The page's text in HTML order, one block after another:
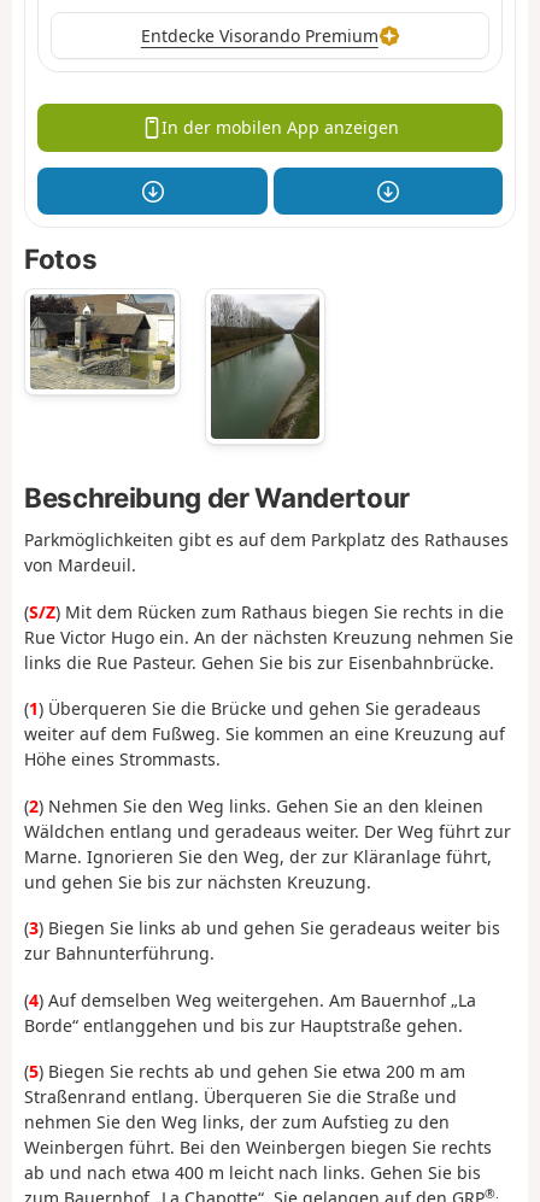
Entdecke Visorando Premium
In der mobilen App anzeigen
Fotos
Beschreibung der Wandertour
Parkmöglichkeiten gibt es auf dem Parkplatz des Rathauses
von Mardeuil.
(S/Z) Mit dem Rücken zum Rathaus biegen Sie rechts in die
Rue Victor Hugo ein. An der nächsten Kreuzung nehmen Sie
links die Rue Pasteur. Gehen Sie bis zur Eisenbahnbrücke.
(1) Überqueren Sie die Brücke und gehen Sie geradeaus
weiter auf dem Fußweg. Sie kommen an eine Kreuzung auf
Höhe eines Strommasts.
(2) Nehmen Sie den Weg links. Gehen Sie an den kleinen
Wäldchen entlang und geradeaus weiter. Der Weg führt zur
Marne. Ignorieren Sie den Weg, der zur Kläranlage führt,
und gehen Sie bis zur nächsten Kreuzung.
(3) Biegen Sie links ab und gehen Sie geradeaus weiter bis
zur Bahnunterführung.
(4) Auf demselben Weg weitergehen. Am Bauernhof „La
Borde“ entlanggehen und bis zur Hauptstraße gehen.
(5) Biegen Sie rechts ab und gehen Sie etwa 200 m am
Straßenrand entlang. Überqueren Sie die Straße und
nehmen Sie den Weg links, der zum Aufstieg zu den
Weinbergen führt. Bei den Weinbergen biegen Sie rechts
ab und nach etwa 400 m leicht nach links. Gehen Sie bis
®.